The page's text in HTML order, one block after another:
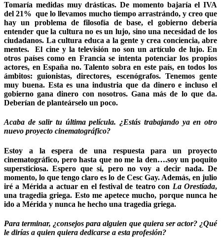
Tomaría medidas muy drásticas. De momento bajaría el IVA
del 21% que lo llevamos mucho tiempo arrastrándo, y creo que
hay un problema de filosofía de base, el gobierno debería
entender que la cultura no es un lujo, sino una necesidad de los
ciudadanos. La cultura educa a la gente y crea conciencia, abre
mentes. El cine y la televisión no son un artículo de lujo. En
otros países como en Francia se intenta potenciar los propios
actores, en España no. Talento sobra en este país, en todos los
ámbitos: guionistas, directores, escenógrafos. Tenemos gente
muy buena. Esta es una industria que da dinero e incluso el
gobierno gana dinero con nosotros. Gana más de lo que da.
Deberían de planteárselo un poco.
Acaba de salir tu última película. ¿Estás trabajando ya en otro
nuevo proyecto cinematográfico?
Estoy a la espera de una respuesta para un proyecto
cinematográfico, pero hasta que no me la den….soy un poquito
supersticiosa. Espero que sí, pero no voy a decir nada. De
momento, lo que tengo claro es lo de Cesc Gay. Además, en julio
iré a Mérida a actuar en el festival de teatro con La Orestíada,
una tragedia griega. Esto me apetece mucho, porque nunca he
ido a Mérida y nunca he hecho una tragedia griega.
Para terminar, ¿consejos para alguien que quiera ser actor? ¿Qué
le dirías a quien quiera dedicarse a esta profesión?